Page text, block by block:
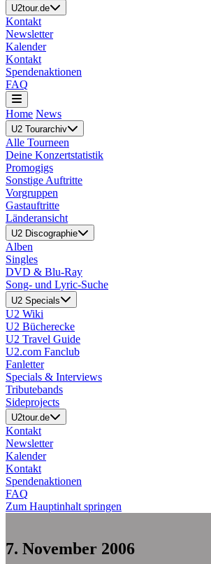
U2tour.de
Kontakt
Newsletter
Kalender
Kontakt
Spendenaktionen
FAQ
Home News
U2 Tourarchiv
Alle Tourneen
Deine Konzertstatistik
Promogigs
Sonstige Auftritte
Vorgruppen
Gastauftritte
Länderansicht
U2 Discographie
Alben
Singles
DVD & Blu-Ray
Song- und Lyric-Suche
U2 Specials
U2 Wiki
U2 Bücherecke
U2 Travel Guide
U2.com Fanclub
Fanletter
Specials & Interviews
Tributebands
Sideprojects
U2tour.de
Kontakt
Newsletter
Kalender
Kontakt
Spendenaktionen
FAQ
Zum Hauptinhalt springen
7. November 2006